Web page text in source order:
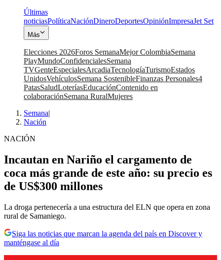
Últimas
noticiasPolíticaNaciónDineroDeportesOpiniónImpresaJet Set
Más
Elecciones 2026Foros SemanaMejor ColombiaSemana
PlayMundoConfidencialesSemana
TVGenteEspecialesArcadiaTecnologíaTurismoEstados
UnidosVehículosSemana SostenibleFinanzas Personales4
PatasSaludLoteríasEducaciónContenido en
colaboraciónSemana RuralMujeres
Semana|
Nación
NACIÓN
Incautan en Nariño el cargamento de
coca más grande de este año: su precio es
de US$300 millones
La droga pertenecería a una estructura del ELN que opera en zona
rural de Samaniego.
Siga las noticias que marcan la agenda del país en Discover y
manténgase al día